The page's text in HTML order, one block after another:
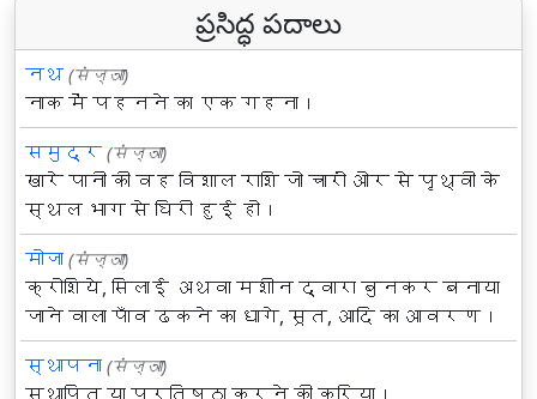
ప్రసిద్ధ పదాలు
नथ (संज्ञा)
नाक में पहनने का एक गहना।
समुद्र (संज्ञा)
खारे पानी की वह विशाल राशि जो चारों ओर से पृथ्वी के
स्थल भाग से घिरी हुई हो।
मोजा (संज्ञा)
क्रोशिये, सिलाई अथवा मशीन द्वारा बुनकर बनाया
जाने वाला पाँव ढकने का धागे, सूत, आदि का आवरण।
स्थापना (संज्ञा)